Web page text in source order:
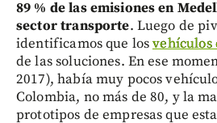
89 % de las emisiones en
sector transporte. Luego de
identificamos que losvehículos
de las soluciones. En ese
2017), había muy pocos
Colombia, no más de 80, y la
prototipos de empresas que